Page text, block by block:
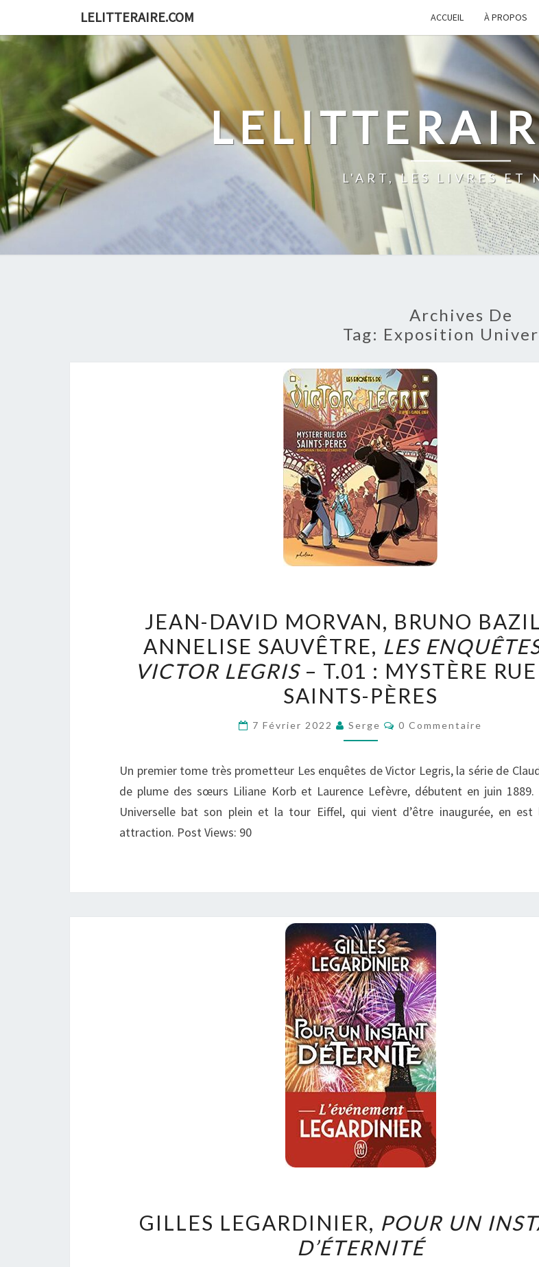
content
LELITTERAIRE.COM ACCUEIL À PROPOS
L'ART, LES LIVRES ET
Archives De
Tag: Exposition
DAVID
MORVAN,
BRUNO
BAZILE
ANNELISE
LES
ENQUÊTES
DE
T.01
:
MYSTÈRE
RUE
DES
SAINTS-
PÈRES
JEAN-DAVID MORVAN, BRUNO
ANNELISE SAUVÊTRE, LES
VICTOR LEGRIS – T.01 : MYSTÈRE
SAINTS-PÈRES
7 Février 2022 Serge Commentaires
0 Commentaire
Un premier tome très prometteur Les enquêtes de Victor Legris, la série de
de plume des sœurs Liliane Korb et Laurence Lefèvre, débutent en juin 1889.
Universelle bat son plein et la tour Eiffel, qui vient d’être inaugurée, en est
attraction. Post Views: 90
LEGARDINIER,
POUR
GILLES LEGARDINIER, POUR UN
D’ÉTERNITÉ